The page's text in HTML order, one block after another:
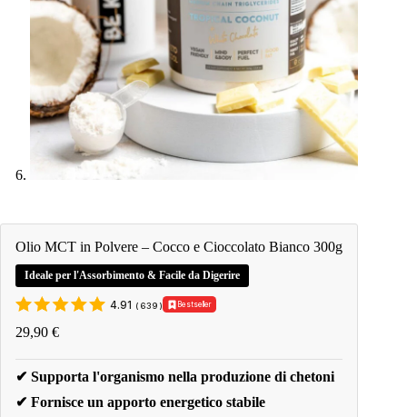
Olio MCT in Polvere – Cocco e Cioccolato Bianco 300g
Ideale per l'Assorbimento & Facile da Digerire
4.91 ( 639 ) Bestseller
29,90 €
✔ Supporta l'organismo nella produzione di chetoni
✔ Fornisce un apporto energetico stabile